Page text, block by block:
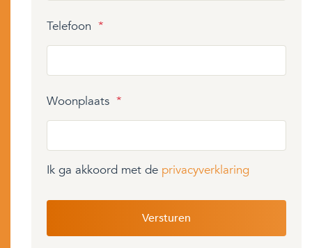
Telefoon *
Woonplaats *
Ik ga akkoord met de privacyverklaring